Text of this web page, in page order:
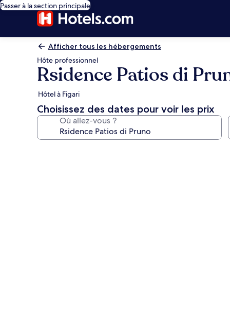
Passer à la section principale
Afficher tous les hébergements
Hôte professionnel
Rsidence Patios di
Hôtel à Figari
Choisissez des dates pour voir les prix
Où allez-vous ?